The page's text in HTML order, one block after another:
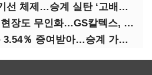
‘조선 호황’ 업은 정기선 체제…승계 실탄 ‘고배당’ 주목
윤활유 위험물 물류 현장도 무인화…GS칼텍스, 디지털 전환 가속
정기선, 정몽준 지분 3.54％ 증여받아…승계 가속화